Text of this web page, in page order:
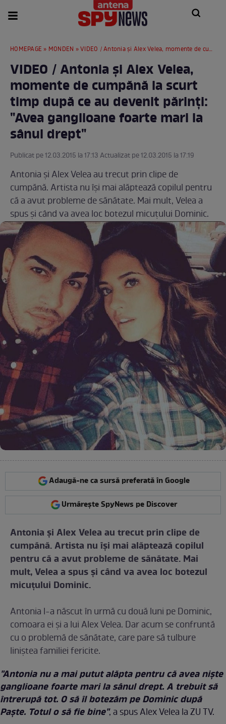
HOMEPAGE » MONDEN » VIDEO / Antonia şi Alex Velea, momente de cumpănă la scurt timp după ce au devenit părinţi: "Avea ganglioane foarte mari la sânul drept"
VIDEO / Antonia şi Alex Velea,
momente de cumpănă la scurt
timp după ce au devenit părinţi:
"Avea ganglioane foarte mari la
sânul drept"
Publicat pe 12.03.2015 la 17:13 Actualizat pe 12.03.2015 la 17:19
Antonia şi Alex Velea au trecut prin clipe de
cumpănă. Artista nu îşi mai alăptează copilul pentru
că a avut probleme de sănătate. Mai mult, Velea a
spus şi când va avea loc botezul micuţului Dominic.
Adaugă-ne ca sursă preferată în Google
Urmărește SpyNews pe Discover
Antonia şi Alex Velea au trecut prin clipe de
cumpănă. Artista nu îşi mai alăptează copilul
pentru că a avut probleme de sănătate. Mai
mult, Velea a spus şi când va avea loc botezul
micuţului Dominic.
Antonia l-a născut în urmă cu două luni pe Dominic,
comoara ei şi a lui Alex Velea. Dar acum se confruntă
cu o problemă de sănătate, care pare să tulbure
liniştea familiei fericite.
"Antonia nu a mai putut alăpta pentru că avea nişte
ganglioane foarte mari la sânul drept. A trebuit să
întrerupă tot. O să îl botezăm pe Dominic după
Paşte. Totul o să fie bine", a spus Alex Velea la ZU TV.